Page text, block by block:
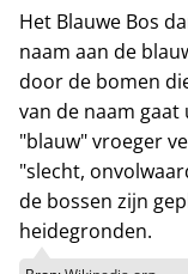
Het Blauwe Bos
naam aan de
door de bomen
van de naam
"blauw" vroeger
"slecht,
de bossen zijn
heidegronden.